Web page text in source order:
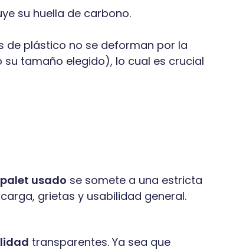
su huella de carbono.
de plástico no se deforman por la
su tamaño elegido), lo cual es crucial
usado se somete a una estricta
grietas y usabilidad general.
transparentes. Ya sea que